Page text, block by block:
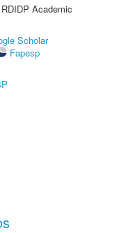
Academic
Scholar
Fapesp